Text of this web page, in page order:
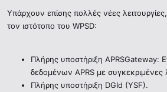
Υπάρχουν επίσης πολλές νέες
τον ιστότοπο του WPSD:
Πλήρης υποστήριξη APRSGateway:
δεδομένων APRS με συγκεκριμένες
Πλήρης υποστήριξη DGId (YSF).